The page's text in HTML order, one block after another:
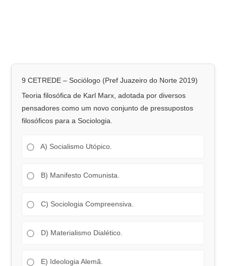
9 CETREDE – Sociólogo (Pref Juazeiro do Norte 2019)
Teoria filosófica de Karl Marx, adotada por diversos
pensadores como um novo conjunto de pressupostos
filosóficos para a Sociologia.
A) Socialismo Utópico.
B) Manifesto Comunista.
C) Sociologia Compreensiva.
D) Materialismo Dialético.
E) Ideologia Alemã.